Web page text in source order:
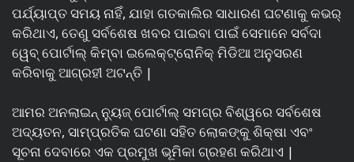
ପର୍ଯ୍ୟାପ୍ତ ସମୟ ନାହିଁ, ଯାହା ଗତକାଲିର ସାଧାରଣ ଘଟଣାକୁ କଭର୍
କରିଥାଏ, ତେଣୁ ସର୍ବଶେଷ ଖବର ପାଇବା ପାଇଁ ସେମାନେ ସର୍ବଦା
ୱେବ୍ ପୋର୍ଟାଲ୍ କିମ୍ବା ଇଲେକ୍ଟ୍ରୋନିକ୍ ମିଡିଆ ଅନୁସରଣ
କରିବାକୁ ଆଗ୍ରହୀ ଅଟନ୍ତି |
ଆମର ଅନଲାଇନ୍ ନ୍ୟୁଜ୍ ପୋର୍ଟାଲ୍ ସମଗ୍ର ବିଶ୍ୱରେ ସର୍ବଶେଷ
ଅଦ୍ୟତନ, ସାମ୍ପ୍ରତିକ ଘଟଣା ସହିତ ଲୋକଙ୍କୁ ଶିକ୍ଷା ଏବଂ
ସୂଚନା ଦେବାରେ ଏକ ପ୍ରମୁଖ ଭୂମିକା ଗ୍ରହଣ କରିଥାଏ |